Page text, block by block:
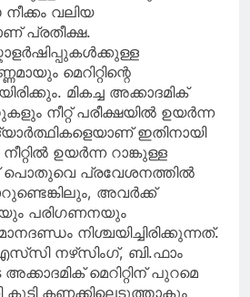
വലിയ
പ്രതീക്ഷ.
മെറിറ്റിന്റെ
മികച്ച അക്കാദമിക്
നീറ്റ് പരീക്ഷയിൽ ഉയർന്ന
ഇതിനായി
ഉയർന്ന റാങ്കുള്ള
പൊതുവെ പ്രവേശനത്തിൽ
അവർക്ക്
പരിഗണനയും
നിശ്ചയിച്ചിരിക്കുന്നത്.
നഴ്‌സിംഗ്, ബി.ഫാം
മെറിറ്റിന് പുറമെ
കൂടി കണക്കിലെടുത്താകും